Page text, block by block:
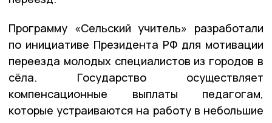
Программу «Сельский учитель» разработали
по инициативе Президента РФ для мотивации
переезда молодых специалистов из городов в
сёла. Государство осуществляет
компенсационные выплаты педагогам,
которые устраиваются на работу в небольшие